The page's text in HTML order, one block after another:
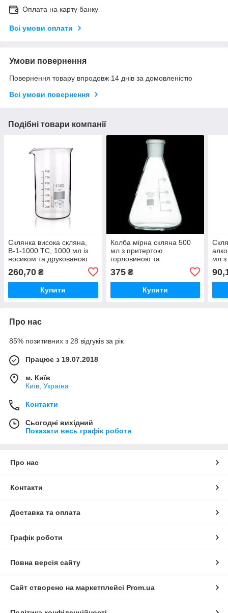
Оплата на карту банку
Всі умови оплати
Умови повернення
Повернення товару впродовж 14 днів за домовленістю
Всі умови повернення
Подібні товари компанії
Склянка висока скляна,
В-1-1000 ТС, 1000 мл із
носиком та друкованою
260,70 ₴
Купити
Колба мірна скляна 500
мл з притертою
горловиною та
Україна
375₴
Купити
мл з
Про нас
85% позитивних з 28 відгуків за рік
Працює з 19.07.2018
м. Київ
Київ, Україна
Контакти
Сьогодні вихідний
Показати весь графік роботи
Про нас
Контакти
Доставка та оплата
Графік роботи
Повна версія сайту
Сайт створено на маркетплейсі Prom.ua